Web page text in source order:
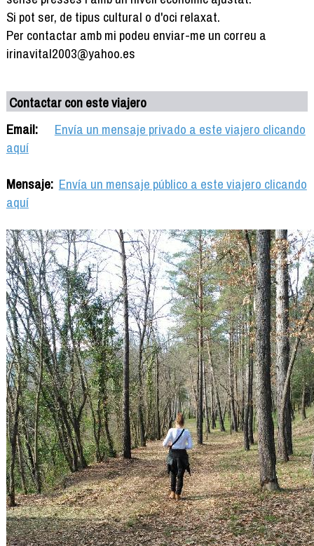
Si pot ser, de tipus cultural o d'oci relaxat.
Per contactar amb mi podeu enviar-me un correu a
irinavital2003@yahoo.es
Contactar con este viajero
Email:
Envía un mensaje privado a este viajero clicando
aquí
Mensaje: Envía un mensaje público a este viajero clicando
aquí